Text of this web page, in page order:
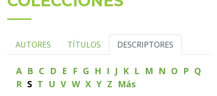
AUTORES TÍTULOS DESCRIPTORES
A B C D E F G H I J K L M N O P Q
R S T U V W X Y Z Más